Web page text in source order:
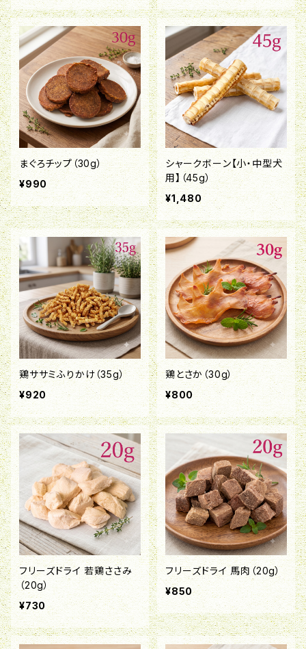
まぐろチップ（30g）
¥990
シャークボーン【小・中型犬
用】（45g）
¥1,480
鶏ササミふりかけ（35g）
¥920
鶏とさか（30g）
¥800
フリーズドライ 若鶏ささみ
（20g）
¥730
フリーズドライ 馬肉（20g）
¥850